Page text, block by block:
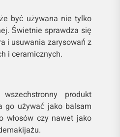
być używana nie tylko
Świetnie sprawdza się
i usuwania zarysowań z
i ceramicznych.
produkt
go używać jako balsam
włosów czy nawet jako